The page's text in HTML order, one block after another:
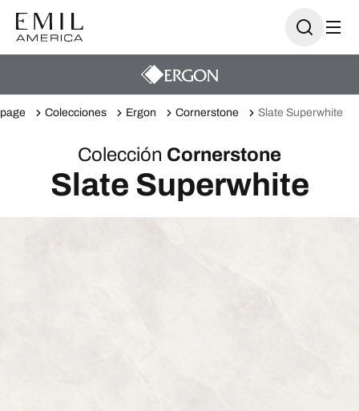
Colecciones Ergon Cornerstone Slate Superwhite
Colección Cornerstone
Slate Superwhite